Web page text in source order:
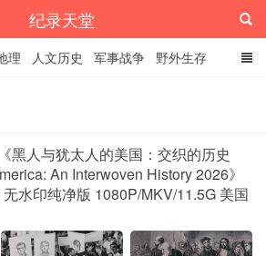
纪录天堂
理 人文历史 军事战争 野外生存
黑人与犹太人的美国：交织的历史
An Interwoven History 2026》
水印纯净版 1080P/MKV/11.5G 美国